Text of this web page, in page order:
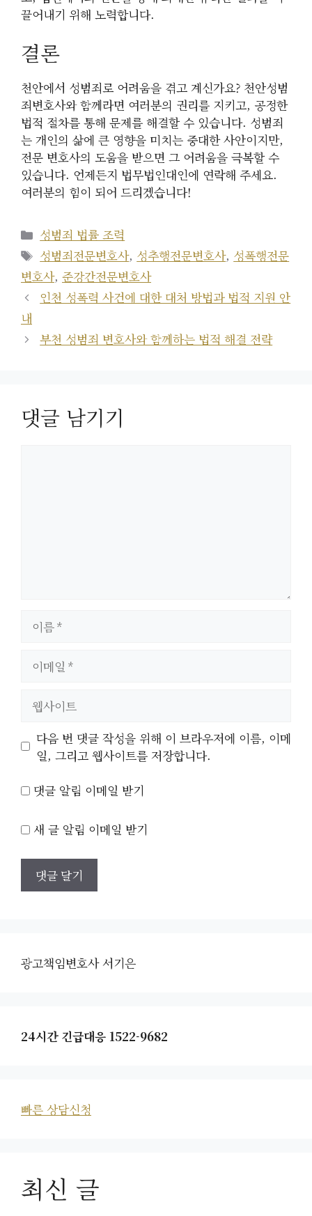
끌어내기 위해 노력합니다.
결론
천안에서 성범죄로 어려움을 겪고 계신가요? 천안성범
죄변호사와 함께라면 여러분의 권리를 지키고, 공정한
법적 절차를 통해 문제를 해결할 수 있습니다. 성범죄
는 개인의 삶에 큰 영향을 미치는 중대한 사안이지만,
전문 변호사의 도움을 받으면 그 어려움을 극복할 수
있습니다. 언제든지 법무법인대인에 연락해 주세요.
여러분의 힘이 되어 드리겠습니다!
카
테
고
리
성범죄 법률 조력
태
그
성범죄전문변호사, 성추행전문변호사, 성폭행전문
변호사, 준강간전문변호사
인천 성폭력 사건에 대한 대처 방법과 법적 지원 안
내
부천 성범죄 변호사와 함께하는 법적 해결 전략
댓글 남기기
트
다음 번 댓글 작성을 위해 이 브라우저에 이름, 이메
일, 그리고 웹사이트를 저장합니다.
댓글 알림 이메일 받기
새 글 알림 이메일 받기
광고책임변호사 서기은
24시간 긴급대응 1522-9682
빠른 상담신청
최신 글